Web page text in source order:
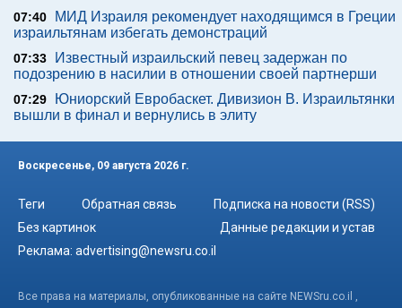
07:40
МИД Израиля рекомендует находящимся в Греции
израильтянам избегать демонстраций
07:33
Известный израильский певец задержан по
подозрению в насилии в отношении своей партнерши
07:29
Юниорский Евробаскет. Дивизион В. Израильтянки
вышли в финал и вернулись в элиту
Воскресенье, 09 августа 2026 г.
Теги Обратная связь
Подписка на новости (RSS)
Без картинок
Данные редакции и устав
Реклама: advertising@newsru.co.il
Все права на материалы, опубликованные на сайте NEWSru.co.il ,